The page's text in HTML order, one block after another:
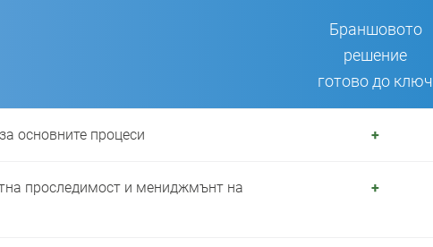
Браншовото
решение
готово до ключ
основните процеси +
проследимост и мениджмънт на
+